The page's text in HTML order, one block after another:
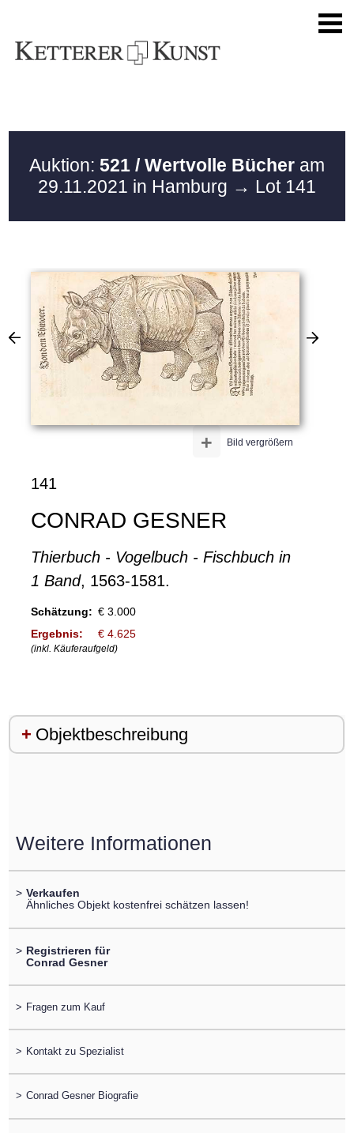
Auktion: 521 / Wertvolle Bücher am
29.11.2021 in Hamburg → Lot 141
Bild vergrößern
+
141
CONRAD GESNER
Thierbuch - Vogelbuch - Fischbuch in
1 Band, 1563-1581.
Schätzung: € 3.000
Ergebnis:
€ 4.625
(inkl. Käuferaufgeld)
Objektbeschreibung
Weitere Informationen
> Verkaufen
Ähnliches Objekt kostenfrei schätzen lassen!
> Registrieren für
Conrad Gesner
> Fragen zum Kauf
> Kontakt zu Spezialist
> Conrad Gesner Biografie